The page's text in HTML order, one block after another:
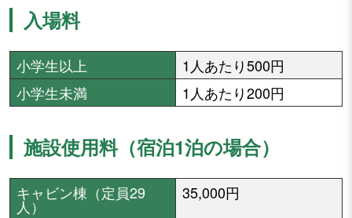
入場料
小学生以上
1人あたり500円
小学生未満
1人あたり200円
施設使用料（宿泊1泊の場合）
キャビン棟（定員29
人）
35,000円